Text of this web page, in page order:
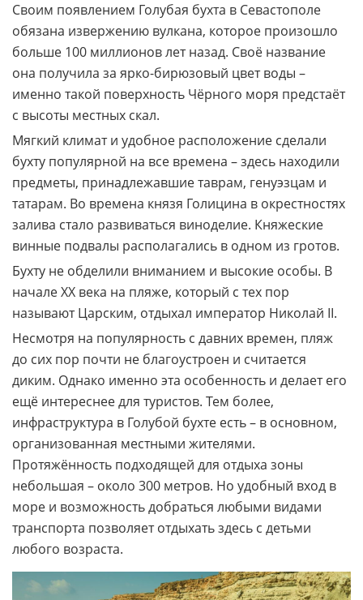
Своим появлением Голубая бухта в Севастополе
обязана извержению вулкана, которое произошло
больше 100 миллионов лет назад. Своё название
она получила за ярко-бирюзовый цвет воды –
именно такой поверхность Чёрного моря предстаёт
с высоты местных скал.
Мягкий климат и удобное расположение сделали
бухту популярной на все времена – здесь находили
предметы, принадлежавшие таврам, генуэзцам и
татарам. Во времена князя Голицина в окрестностях
залива стало развиваться виноделие. Княжеские
винные подвалы располагались в одном из гротов.
Бухту не обделили вниманием и высокие особы. В
начале XX века на пляже, который с тех пор
называют Царским, отдыхал император Николай II.
Несмотря на популярность с давних времен, пляж
до сих пор почти не благоустроен и считается
диким. Однако именно эта особенность и делает его
ещё интереснее для туристов. Тем более,
инфраструктура в Голубой бухте есть – в основном,
организованная местными жителями.
Протяжённость подходящей для отдыха зоны
небольшая – около 300 метров. Но удобный вход в
море и возможность добраться любыми видами
транспорта позволяет отдыхать здесь с детьми
любого возраста.